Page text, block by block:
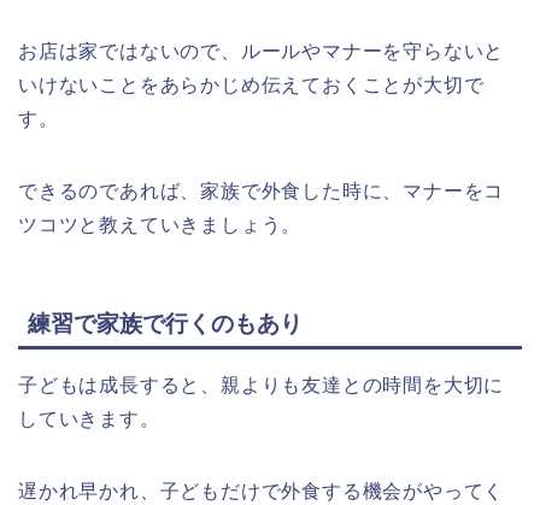
お店は家ではないので、ルールやマナーを守らないと
いけないことをあらかじめ伝えておくことが大切で
す。
できるのであれば、家族で外食した時に、マナーをコ
ツコツと教えていきましょう。
練習で家族で行くのもあり
子どもは成長すると、親よりも友達との時間を大切に
していきます。
遅かれ早かれ、子どもだけで外食する機会がやってく